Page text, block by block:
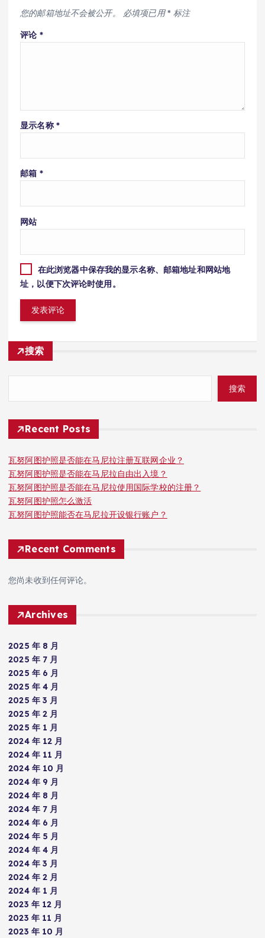
您的邮箱地址不会被公开。 必填项已用* 标注
评论 *
显示名称 *
邮箱 *
网站
在此浏览器中保存我的显示名称、邮箱地址和网站地
址，以便下次评论时使用。
搜索
搜索
Recent Posts
瓦努阿图护照是否能在马尼拉注册互联网企业？
瓦努阿图护照是否能在马尼拉自由出入境？
瓦努阿图护照是否能在马尼拉使用国际学校的注册？
瓦努阿图护照怎么激活
瓦努阿图护照能否在马尼拉开设银行账户？
Recent Comments
您尚未收到任何评论。
Archives
2025 年 8 月
2025 年 7 月
2025 年 6 月
2025 年 4 月
2025 年 3 月
2025 年 2 月
2025 年 1 月
2024 年 12 月
2024 年 11 月
2024 年 10 月
2024 年 9 月
2024 年 8 月
2024 年 7 月
2024 年 6 月
2024 年 5 月
2024 年 4 月
2024 年 3 月
2024 年 2 月
2024 年 1 月
2023 年 12 月
2023 年 11 月
2023 年 10 月